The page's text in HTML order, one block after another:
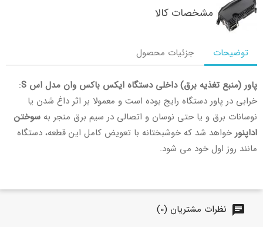
مشخصات کالا
توضیحات جزئیات محصول
پاور (منبع تغذیه برق) داخلی دستگاه ایکس باکس وان مدل اس S
:
خرابی در پاور دستگاه رایج بوده است و معمولا بر اثر داغ شدن یا
نوسانات برق و یا حتی نوسان و اتصالی در سیم برق منجر به سوختن
اداپنور خواهد شد که خوشبختانه با تعویض کامل این قطعه، دستگاه
مانند روز اول خود می شود.
chat نظرات مشتریان (0)